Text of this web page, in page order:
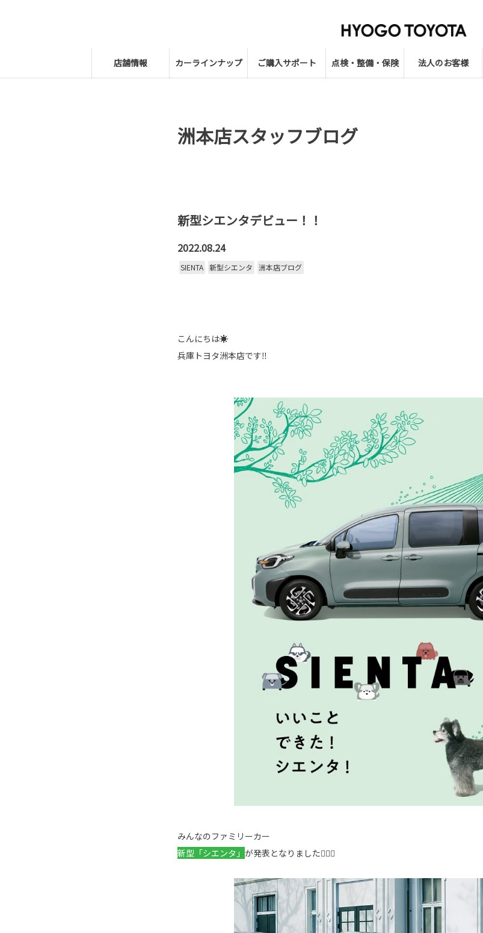
店舗情報 カーラインナップ ご購入サポート 点検・整備・保険 法人のお客様
洲本店スタッフブログ
新型シエンタデビュー！！
2022.08.24
SIENTA 新型シエンタ 洲本店ブログ
こんにちは☀️
兵庫トヨタ洲本店です‼️
みんなのファミリーカー
新型「シエンタ」 が発表となりました💁‍♀️✨